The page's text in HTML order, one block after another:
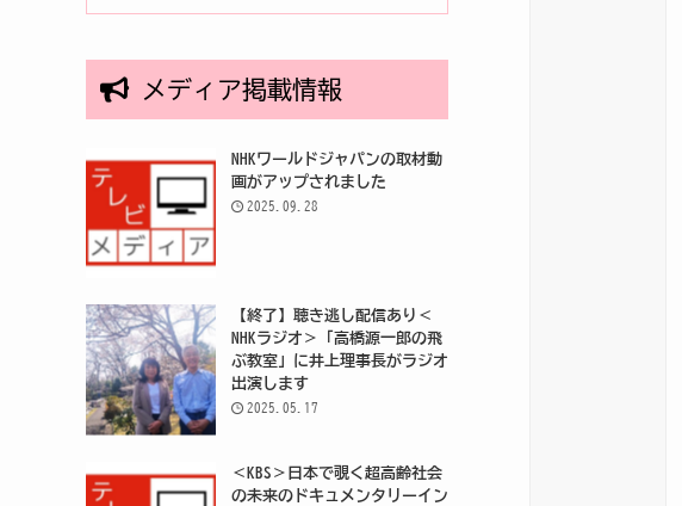
メディア掲載情報
NHKワールドジャパンの取材動
画がアップされました
2025.09.28
【終了】聴き逃し配信あり＜
NHKラジオ＞「高橋源一郎の飛
ぶ教室」に井上理事長がラジオ
出演します
2025.05.17
＜KBS＞日本で覗く超高齢社会
の未来のドキュメンタリーイン